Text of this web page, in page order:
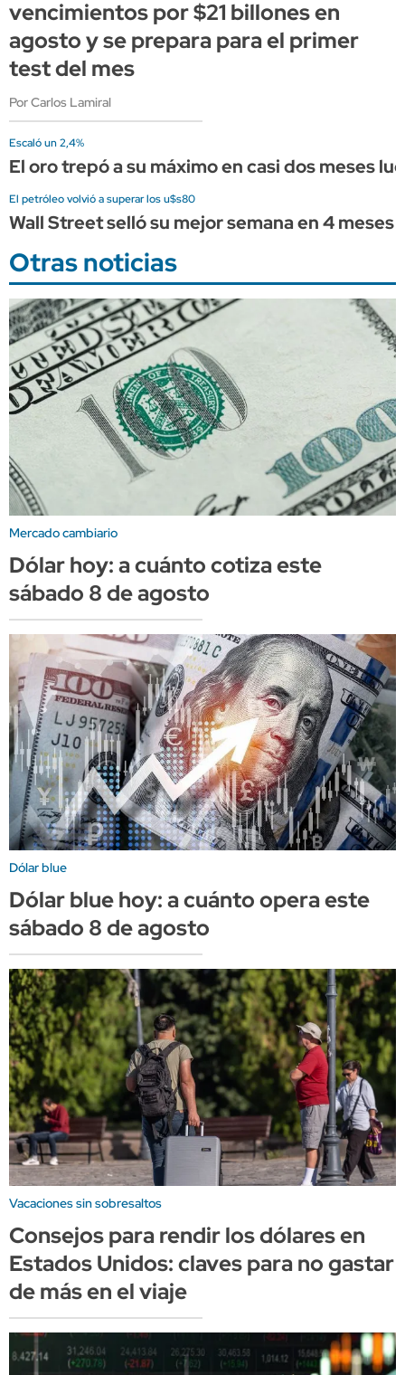
vencimientos por $21 billones en
agosto y se prepara para el primer
test del mes
Por Carlos Lamiral
Escaló un 2,4%
El oro trepó a su máximo en casi dos meses
El petróleo volvió a superar los u$s80
Wall Street selló su mejor semana en 4
Otras noticias
Mercado cambiario
Dólar hoy: a cuánto cotiza este
sábado 8 de agosto
Dólar blue
Dólar blue hoy: a cuánto opera este
sábado 8 de agosto
Vacaciones sin sobresaltos
Consejos para rendir los dólares en
Estados Unidos: claves para no gastar
de más en el viaje